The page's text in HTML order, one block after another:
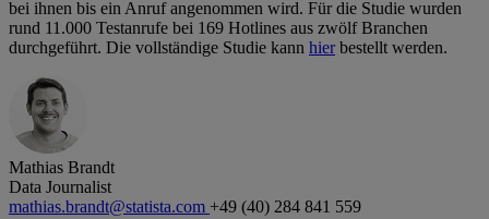
bei ihnen bis ein Anruf angenommen wird. Für die Studie wurden
rund 11.000 Testanrufe bei 169 Hotlines aus zwölf Branchen
durchgeführt. Die vollständige Studie kann hierbestellt werden.
Mathias Brandt
Data Journalist
mathias.brandt@statista.com +49 (40) 284 841 559